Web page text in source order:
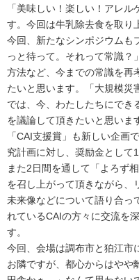
「美味しい！楽しい！アレ
す。今回は牛乳除去食を取り
今回、新たなシンポジウムも
っと待って。それって常識？
方法など、今までの常識を再
たいと思います。「大規模災
では、今、わたしたちにでき
を議論して頂きたいと思いま
「CAI支援賞」も新しい企画
究計画に対し、奨励金として
また2日間を通して「よろず
を召し上がって頂きながら、
未来像などについて語り合っ
れているCAIの方々に交流を
す。
今回、会場は調布市と狛江市
お隣ですが、都心からはやや